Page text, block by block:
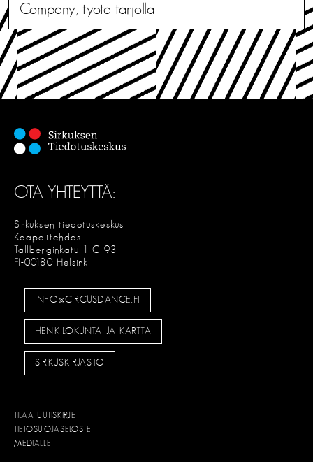
Company, työtä tarjolla
OTA YHTEYTTÄ:
Sirkuksen tiedotuskeskus
Kaapelitehdas
Tallberginkatu 1 C 93
FI-00180 Helsinki
INFO@CIRCUSDANCE.FI
HENKILÖKUNTA JA KARTTA
SIRKUSKIRJASTO
TILAA UUTISKIRJE
TIETOSUOJASELOSTE
MEDIALLE